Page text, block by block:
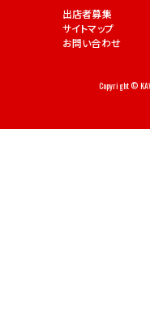
出店者募集
サイトマップ
お問い合わせ
Copyright ©